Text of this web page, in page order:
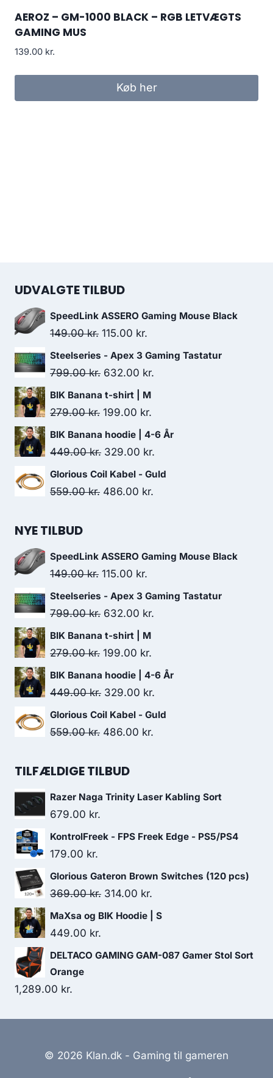
AEROZ – GM-1000 BLACK – RGB LETVÆGTS
GAMING MUS
139.00 kr.
Køb her
UDVALGTE TILBUD
SpeedLink ASSERO Gaming Mouse Black
149.00kr. Original
price
was:
149.00 kr..
115.00 kr.
price
is:
Steelseries - Apex 3 Gaming Tastatur
799.00kr. Original
price
was:
799.00 kr..
632.00 kr.
632.00 kr..
BIK Banana t-shirt | M
279.00kr. Original
price
was:
199.00 kr.
price
is:
BIK Banana hoodie | 4-6 År
449.00kr. Original
price
was:
329.00 kr.
price
Glorious Coil Kabel - Guld
559.00kr. Original
486.00 kr.
NYE TILBUD
SpeedLink ASSERO Gaming Mouse Black
149.00kr. Original
price
was:
149.00 kr..
115.00 kr.
price
is:
Steelseries - Apex 3 Gaming Tastatur
799.00kr. Original
price
was:
799.00 kr..
632.00 kr.
632.00 kr..
BIK Banana t-shirt | M
279.00kr. Original
price
was:
199.00 kr.
price
is:
BIK Banana hoodie | 4-6 År
449.00kr. Original
price
was:
329.00 kr.
price
Glorious Coil Kabel - Guld
559.00kr. Original
was:
486.00 kr.
TILFÆLDIGE TILBUD
Razer Naga Trinity Laser Kabling Sort
679.00 kr.
KontrolFreek - FPS Freek Edge - PS5/PS4
179.00 kr.
Glorious Gateron Brown Switches (120 pcs)
369.00kr. Original
price
314.00 kr.
price
MaXsa og BIK Hoodie | S
449.00 kr.
DELTACO GAMING GAM-087 Gamer Stol Sort
Orange
1,289.00 kr.
© 2026 Klan.dk - Gaming til gameren